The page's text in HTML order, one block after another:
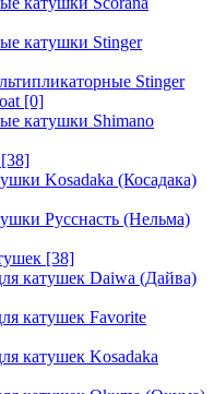
катушки Stinger
Stinger
[0]
катушки Shimano
[38]
Kosadaka (Косадака)
Русснасть (Нельма)
[38]
катушек Daiwa (Дайва)
катушек Favorite
катушек Kosadaka